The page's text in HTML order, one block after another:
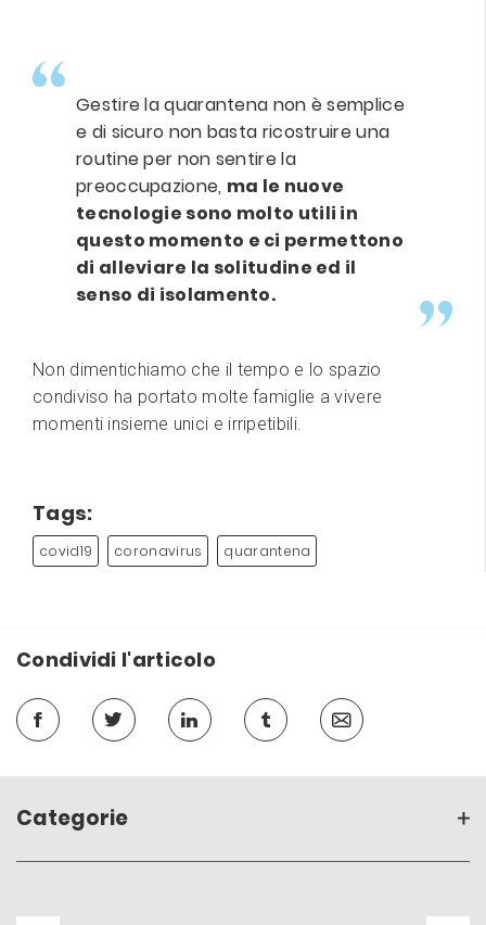
Gestire la quarantena non è semplice
e di sicuro non basta ricostruire una
routine per non sentire la
preoccupazione, ma le nuove
tecnologie sono molto utili in
questo momento e ci permettono
di alleviare la solitudine ed il
senso di isolamento.
Non dimentichiamo che il tempo e lo spazio
condiviso ha portato molte famiglie a vivere
momenti insieme unici e irripetibili.
Tags:
covid19 coronavirus quarantena
Condividi l'articolo
Categorie